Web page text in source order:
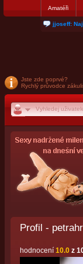
Amatéři
jjoseff:
Jste zde poprvé?
Rychlý průvodce
Profil -
hodnocení 10.0z